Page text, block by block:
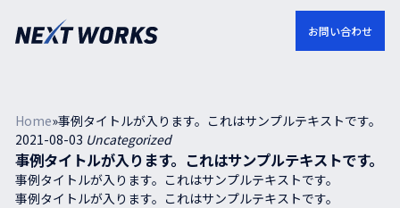
お問い合わせ
Home»事例タイトルが入ります。これはサンプルテキストです。
2021-08-03 Uncategorized
事例タイトルが入ります。これはサンプルテキストです。
事例タイトルが入ります。これはサンプルテキストです。
事例タイトルが入ります。これはサンプルテキストです。